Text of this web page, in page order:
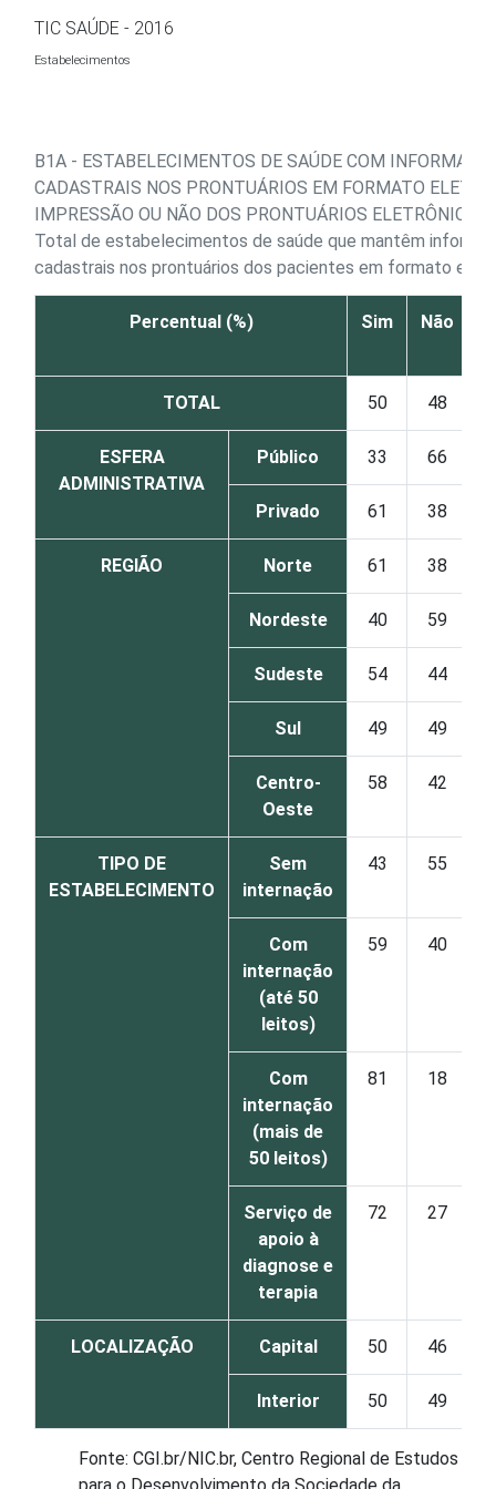
Ir para o conteúdo
TIC SAÚDE - 2016
Estabelecimentos
B1A - ESTABELECIMENTOS DE SAÚDE COM
CADASTRAIS NOS PRONTUÁRIOS EM FORMATO
IMPRESSÃO OU NÃO DOS PRONTUÁRIOS ELETRÔNICOS
Total de estabelecimentos de saúde que mantêm
cadastrais nos prontuários dos pacientes em formato
Percentual (%) Sim Não
TOTAL 50 48
ESFERA
ADMINISTRATIVA
Público 33 66
Privado 61 38
REGIÃO Norte 61 38
Nordeste 40 59
Sudeste 54 44
Sul 49 49
Centro-
Oeste
58 42
TIPO DE
ESTABELECIMENTO
Sem
internação
43 55
Com
internação
(até 50
leitos)
59 40
Com
internação
(mais de
50 leitos)
81 18
Serviço de
apoio à
diagnose e
terapia
72 27
LOCALIZAÇÃO Capital 50 46
Interior 50 49
Fonte: CGI.br/NIC.br, Centro Regional de Estudos